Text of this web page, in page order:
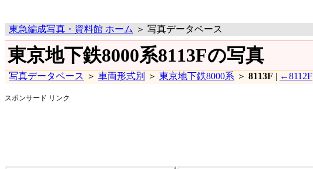
東急編成写真・資料館 ホーム ＞ 写真データベース
東京地下鉄8000系8113Fの写真
写真データベース ＞ 車両形式別 ＞ 東京地下鉄8000系 ＞ 8113F | ←8112F
スポンサード リンク